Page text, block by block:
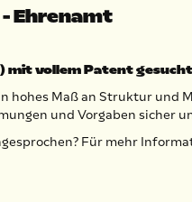
Ehrenamt
mit vollem Patent
Maß an Struktur und
und Vorgaben sicher
Für mehr